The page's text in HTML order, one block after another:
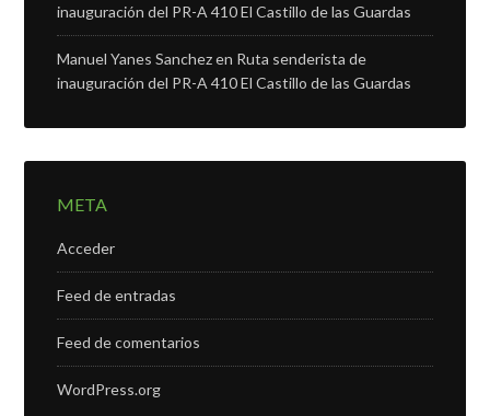
inauguración del PR-A 410 El Castillo de las Guardas
Manuel Yanes Sanchezen Ruta senderista de
inauguración del PR-A 410 El Castillo de las Guardas
META
Acceder
Feed de entradas
Feed de comentarios
WordPress.org